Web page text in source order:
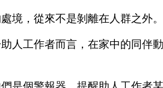
境，從來不是剝離在人群之外。
人工作者而言，在家中的同伴